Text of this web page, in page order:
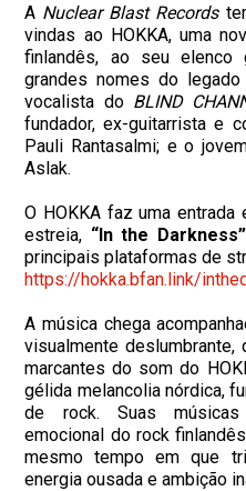
A Nuclear Blast Records
vindas ao HOKKA, uma
finlandês, ao seu elenco
grandes nomes do
vocalista do BLIND
fundador, ex-guitarrista e
Pauli Rantasalmi; e o
Aslak.
O HOKKA faz uma
estreia, “In the Darkness”
principais plataformas de
https://hokka.bfan.link/
A música chega
visualmente
marcantes do som do
gélida melancolia nórdica,
de rock. Suas
emocional do rock
mesmo tempo em que
energia ousada e ambição